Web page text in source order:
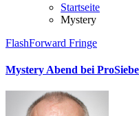
Startseite
Mystery
FlashForward Fringe
Mystery Abend bei